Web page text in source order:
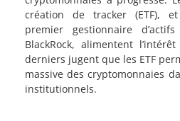
création de tracker (ETF),
premier gestionnaire
BlackRock, alimentent
derniers jugent que les ETF
massive des cryptomonnaies
institutionnels.